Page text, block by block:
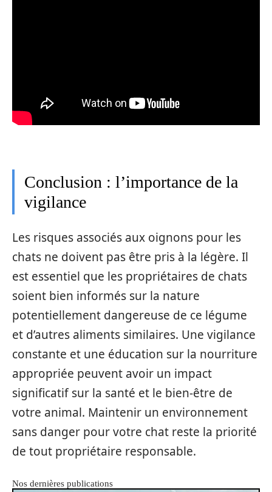
Conclusion : l’importance de la
vigilance
Les risques associés aux oignons pour les
chats ne doivent pas être pris à la légère. Il
est essentiel que les propriétaires de chats
soient bien informés sur la nature
potentiellement dangereuse de ce légume
et d’autres aliments similaires. Une vigilance
constante et une éducation sur la nourriture
appropriée peuvent avoir un impact
significatif sur la santé et le bien-être de
votre animal. Maintenir un environnement
sans danger pour votre chat reste la priorité
de tout propriétaire responsable.
Nos dernières publications